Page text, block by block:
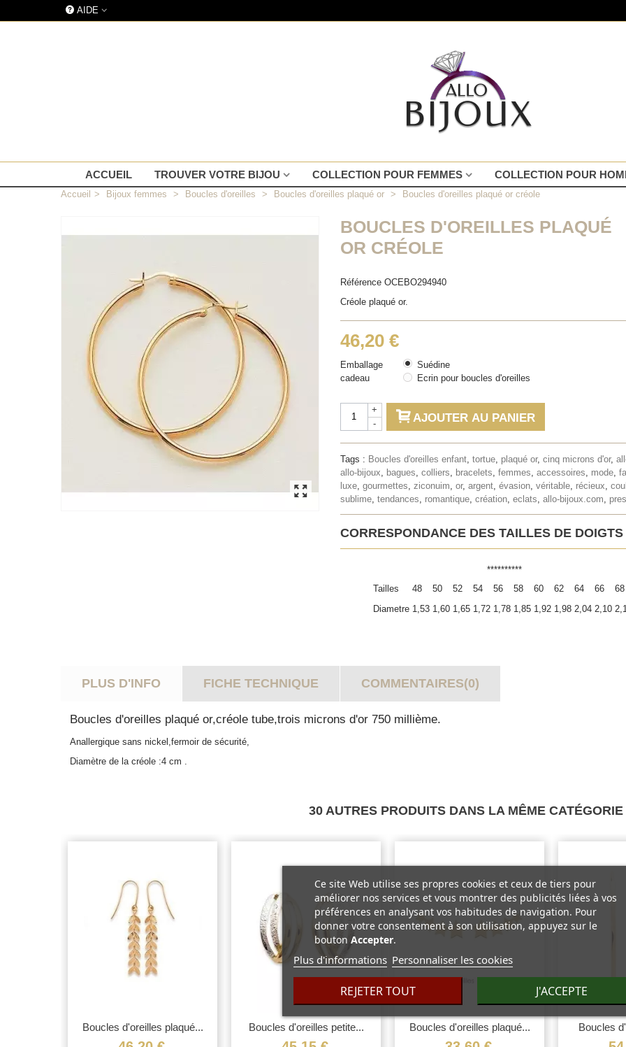
AIDE
ACCUEIL TROUVER VOTRE BIJOU COLLECTION POUR FEMMES COLLECTION POUR
Accueil > Bijoux femmes > Boucles d'oreilles > Boucles d'oreilles plaqué or > Boucles d'oreilles plaqué or créole
BOUCLES D'OREILLES PLAQUÉ
OR CRÉOLE
Référence OCEBO294940
Créole plaqué or.
46,20 €
Emballage
cadeau
Suédine
Ecrin pour boucles d'oreilles
-
+
AJOUTER AU PANIER
Tags : Boucles d'oreilles enfant, tortue, plaqué or, cinq microns d'or,
allo-bijoux, bagues, colliers, bracelets, femmes, accessoires, mode,
luxe, gourmettes, ziconuim, or, argent, évasion, véritable, récieux,
sublime, tendances, romantique, création, eclats, allo-bijoux.com,
CORRESPONDANCE DES TAILLES DE
**********
Tailles
48 50 52 54 56 58 60 62 64 66
68
Diametre 1,53 1,60 1,65 1,72 1,78 1,85 1,92 1,98 2,04 2,10
PLUS D'INFO FICHE TECHNIQUE COMMENTAIRES(0)
Boucles d'oreilles plaqué or,créole tube,trois microns d'or 750 millième.
Anallergique sans nickel,fermoir de sécurité,
Diamètre de la créole :4 cm .
30 AUTRES PRODUITS DANS LA MÊME CATÉGORIE
Boucles d'oreilles plaqué... Boucles d'oreilles petite... Boucles d'oreilles plaqué... Boucles
Ce site Web utilise ses propres cookies et ceux de tiers pour
améliorer nos services et vous montrer des publicités liées à vos
préférences en analysant vos habitudes de navigation. Pour
donner votre consentement à son utilisation, appuyez sur le
bouton Accepter.
Plus d'informations Personnaliser les cookies
REJETER TOUT J'ACCEPTE